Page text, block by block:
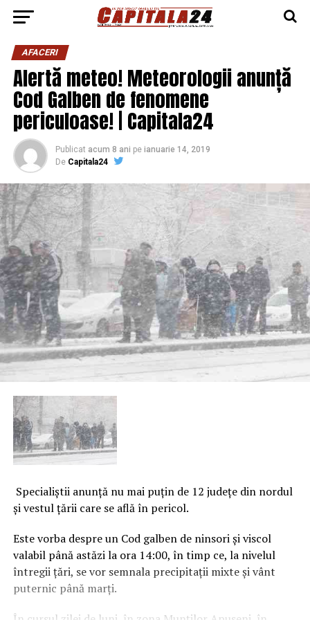
AFACERI
Alertă meteo! Meteorologii anunță
Cod Galben de fenomene
periculoase! | Capitala24
Publicat acum 8 ani pe ianuarie 14, 2019
De Capitala24
Specialiştii anunţă nu mai puţin de 12 judeţe din nordul
şi vestul ţării care se află în pericol.
Este vorba despre un Cod galben de ninsori şi viscol
valabil până astăzi la ora 14:00, în timp ce, la nivelul
întregii ţări, se vor semnala precipitaţii mixte şi vânt
puternic până marţi.